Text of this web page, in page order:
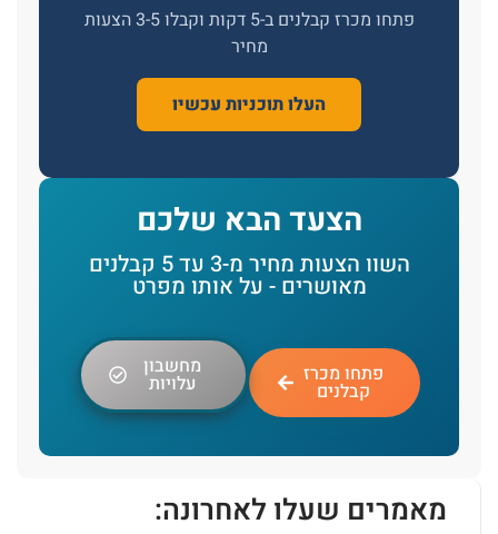
פתחו מכרז קבלנים ב-5 דקות וקבלו 3-5 הצעות
מחיר
העלו תוכניות עכשיו
הצעד הבא שלכם
השוו הצעות מחיר מ-3 עד 5 קבלנים
מאושרים - על אותו מפרט
פתחו מכרז
קבלנים
מחשבון
עלויות
מאמרים שעלו לאחרונה: